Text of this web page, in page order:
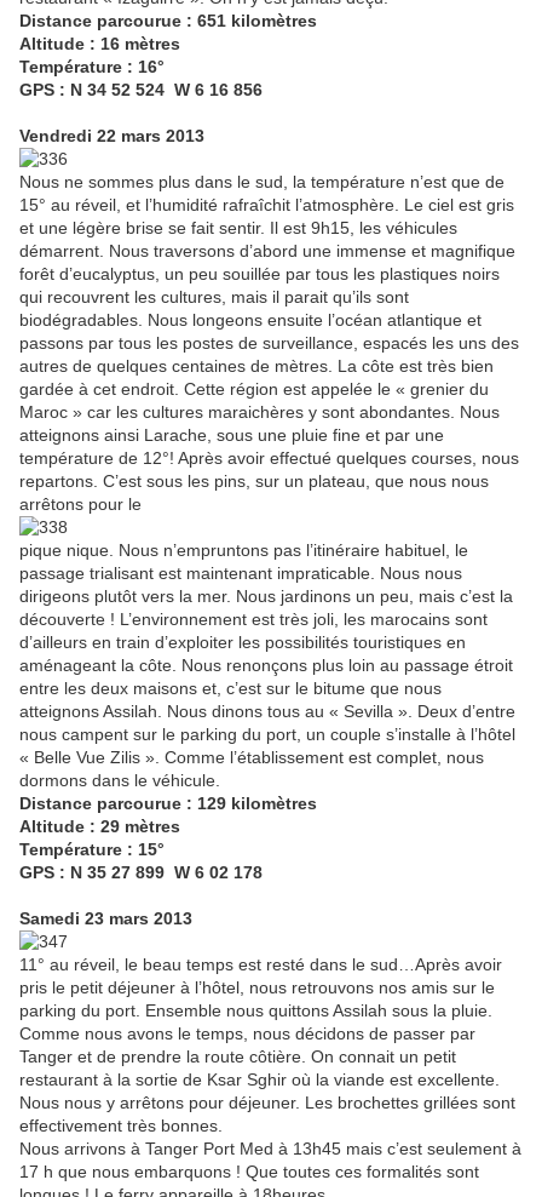
Distance parcourue : 651 kilomètres
Altitude : 16 mètres
Température : 16°
GPS : N 34 52 524 W 6 16 856
Vendredi 22 mars 2013
Nous ne sommes plus dans le sud, la température n’est que de
15° au réveil, et l’humidité rafraîchit l’atmosphère. Le ciel est gris
et une légère brise se fait sentir. Il est 9h15, les véhicules
démarrent. Nous traversons d’abord une immense et magnifique
forêt d’eucalyptus, un peu souillée par tous les plastiques noirs
qui recouvrent les cultures, mais il parait qu’ils sont
biodégradables. Nous longeons ensuite l’océan atlantique et
passons par tous les postes de surveillance, espacés les uns des
autres de quelques centaines de mètres. La côte est très bien
gardée à cet endroit. Cette région est appelée le « grenier du
Maroc » car les cultures maraichères y sont abondantes. Nous
atteignons ainsi Larache, sous une pluie fine et par une
température de 12°! Après avoir effectué quelques courses, nous
repartons. C’est sous les pins, sur un plateau, que nous nous
arrêtons pour le
pique nique. Nous n’empruntons pas l’itinéraire habituel, le
passage trialisant est maintenant impraticable. Nous nous
dirigeons plutôt vers la mer. Nous jardinons un peu, mais c’est la
découverte ! L’environnement est très joli, les marocains sont
d’ailleurs en train d’exploiter les possibilités touristiques en
aménageant la côte. Nous renonçons plus loin au passage étroit
entre les deux maisons et, c’est sur le bitume que nous
atteignons Assilah. Nous dinons tous au « Sevilla ». Deux d’entre
nous campent sur le parking du port, un couple s’installe à l’hôtel
« Belle Vue Zilis ». Comme l’établissement est complet, nous
dormons dans le véhicule.
Distance parcourue : 129 kilomètres
Altitude : 29 mètres
Température : 15°
GPS : N 35 27 899 W 6 02 178
Samedi 23 mars 2013
11° au réveil, le beau temps est resté dans le sud…Après avoir
pris le petit déjeuner à l’hôtel, nous retrouvons nos amis sur le
parking du port. Ensemble nous quittons Assilah sous la pluie.
Comme nous avons le temps, nous décidons de passer par
Tanger et de prendre la route côtière. On connait un petit
restaurant à la sortie de Ksar Sghir où la viande est excellente.
Nous nous y arrêtons pour déjeuner. Les brochettes grillées sont
effectivement très bonnes.
Nous arrivons à Tanger Port Med à 13h45 mais c’est seulement à
17 h que nous embarquons ! Que toutes ces formalités sont